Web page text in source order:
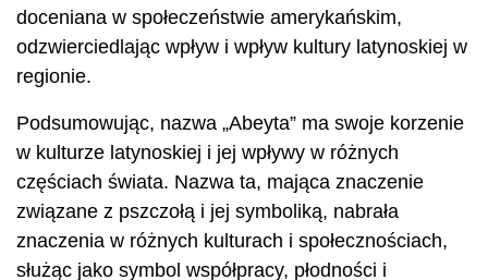
doceniana w społeczeństwie amerykańskim,
odzwierciedlając wpływ i wpływ kultury latynoskiej w
regionie.
Podsumowując, nazwa „Abeyta” ma swoje korzenie
w kulturze latynoskiej i jej wpływy w różnych
częściach świata. Nazwa ta, mająca znaczenie
związane z pszczołą i jej symboliką, nabrała
znaczenia w różnych kulturach i społecznościach,
służąc jako symbol współpracy, płodności i